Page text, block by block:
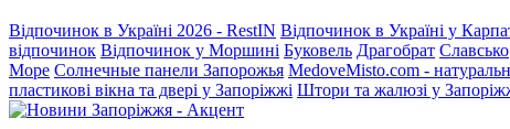
Відпочинок в Україні 2026 - RestIN Відпочинок в Україні у
відпочинок Відпочинок у Моршині Буковель Драгобрат Славсько
Море Солнечные панели Запорожья MedoveMisto.com -
пластикові вікна та двері у Запоріжжі Штори та жалюзі у